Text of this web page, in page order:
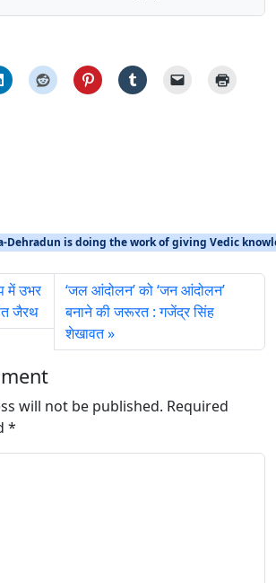
Dehradun is doing the work of giving Vedic
में उभर
जैरथ
‘जल आंदोलन’ को ‘जन आंदोलन’
बनाने की जरूरत : गजेंद्र सिंह
शेखावत
will not be published. Required
*